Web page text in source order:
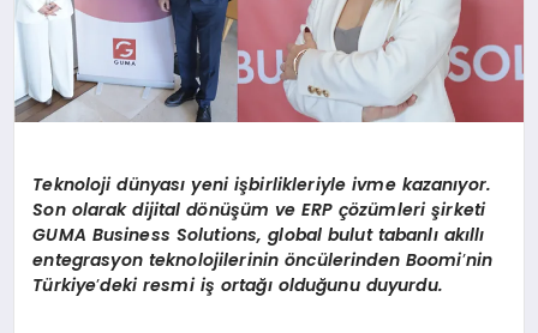
Teknoloji dünyası yeni işbirlikleriyle ivme kazanıyor.
Son olarak dijital dönüşüm ve ERP çözümleri şirketi
GUMA Business Solutions, global bulut tabanlı akıllı
entegrasyon teknolojilerinin öncülerinden Boomi’nin
Türkiye’deki resmi iş ortağı olduğunu duyurdu.